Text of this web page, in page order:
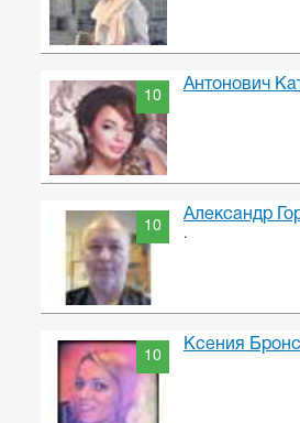
10
Антонович
10
Александр
.
10
Ксения